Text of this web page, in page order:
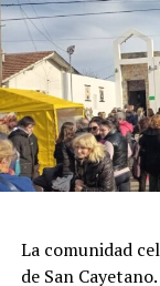
La comunidad
de San